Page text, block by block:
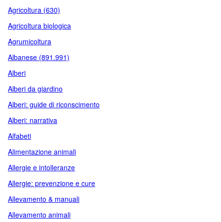
Agricoltura (630)
Agricoltura biologica
Agrumicoltura
Albanese (891.991)
Alberi
Alberi da giardino
Alberi: guide di riconscimento
Alberi: narrativa
Alfabeti
Alimentazione animali
Allergie e intolleranze
Allergie: prevenzione e cure
Allevamento & manuali
Allevamento animali